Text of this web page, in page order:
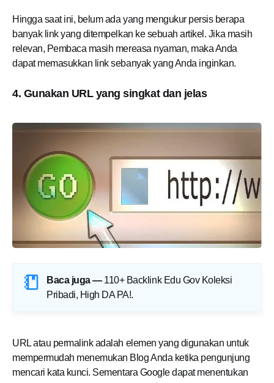
Hingga saat ini, belum ada yang mengukur persis berapa
banyak link yang ditempelkan ke sebuah artikel. Jika masih
relevan, Pembaca masih mereasa nyaman, maka Anda
dapat memasukkan link sebanyak yang Anda inginkan.
4. Gunakan URL yang singkat dan jelas
Baca juga — 110+ Backlink Edu Gov Koleksi
Pribadi, High DA PA!.
URL atau permalink adalah elemen yang digunakan untuk
mempermudah menemukan Blog Anda ketika pengunjung
mencari kata kunci. Sementara Google dapat menentukan